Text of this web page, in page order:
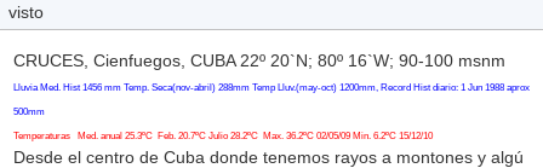
visto
CRUCES, Cienfuegos, CUBA 22º 20`N; 80º 16`W; 90-100 msnm
Lluvia Med. Hist 1456 mm Temp. Seca(nov-abril) 288mm Temp Lluv.(may-oct) 1200mm, Record Hist diario: 1 Jun 1988 aprox
500mm
Temperaturas Med. anual 25.3ºC Feb. 20.7ºC Julio 28.2ºC Max. 36.2ºC 02/05/09 Min. 6.2ºC 15/12/10
Desde el centro de Cuba donde tenemos rayos a montones y algú